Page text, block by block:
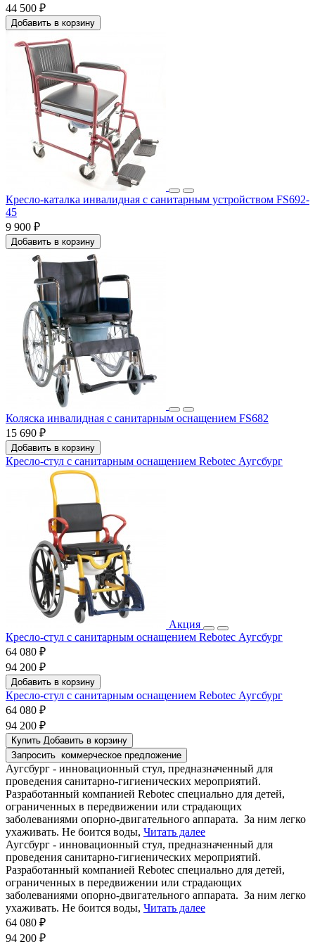
44 500 ₽
Добавить в корзину
Кресло-каталка инвалидная с санитарным устройством FS692-
45
9 900 ₽
Добавить в корзину
Коляска инвалидная с санитарным оснащением FS682
15 690 ₽
Добавить в корзину
Кресло-стул с санитарным оснащением Rebotec Аугсбург
Акция
Кресло-стул с санитарным оснащением Rebotec Аугсбург
64 080 ₽
94 200 ₽
Добавить в корзину
Кресло-стул с санитарным оснащением Rebotec Аугсбург
64 080 ₽
94 200 ₽
Купить Добавить в корзину
Запросить коммерческое предложение
Аугсбург - инновационный стул, предназначенный для
проведения санитарно-гигиенических мероприятий.
Разработанный компанией Rebotec специально для детей,
ограниченных в передвижении или страдающих
заболеваниями опорно-двигательного аппарата. За ним легко
ухаживать. Не боится воды, Читать далее
Аугсбург - инновационный стул, предназначенный для
проведения санитарно-гигиенических мероприятий.
Разработанный компанией Rebotec специально для детей,
ограниченных в передвижении или страдающих
заболеваниями опорно-двигательного аппарата. За ним легко
ухаживать. Не боится воды, Читать далее
64 080 ₽
94 200 ₽